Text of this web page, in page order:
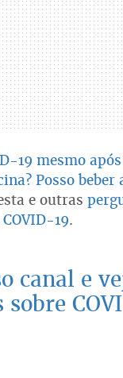
19 mesmo
Posso beber
e outras
19.
canal e